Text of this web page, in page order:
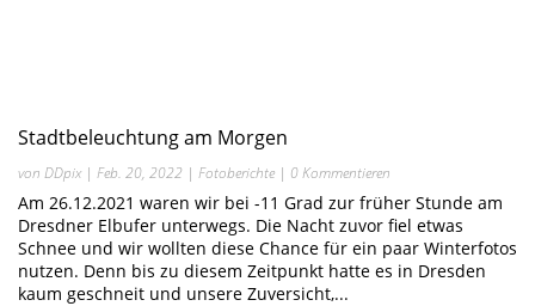
Stadtbeleuchtung am Morgen
von DDpix | Feb. 20, 2022 | Fotoberichte | 0 Kommentieren
Am 26.12.2021 waren wir bei -11 Grad zur früher Stunde am
Dresdner Elbufer unterwegs. Die Nacht zuvor fiel etwas
Schnee und wir wollten diese Chance für ein paar Winterfotos
nutzen. Denn bis zu diesem Zeitpunkt hatte es in Dresden
kaum geschneit und unsere Zuversicht,...